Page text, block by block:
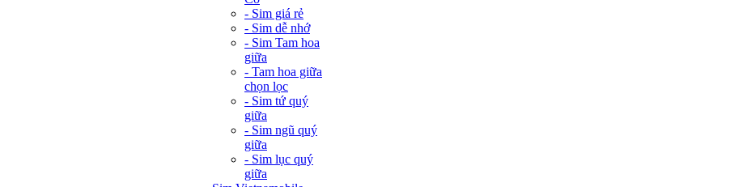
- Sim giá rẻ
- Sim dễ nhớ
- Sim Tam hoa
giữa
- Tam hoa giữa
chọn lọc
- Sim tứ quý
giữa
- Sim ngũ quý
giữa
- Sim lục quý
giữa